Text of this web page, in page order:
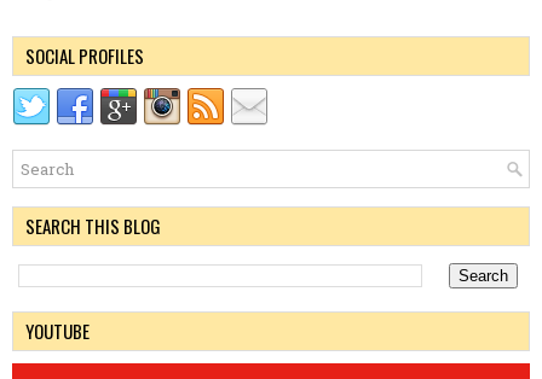
SOCIAL PROFILES
SEARCH THIS BLOG
YOUTUBE